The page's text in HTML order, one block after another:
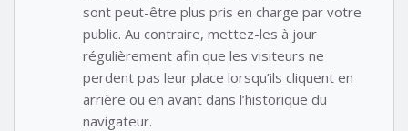
sont peut-être plus pris en charge par votre
public. Au contraire, mettez-les à jour
régulièrement afin que les visiteurs ne
perdent pas leur place lorsqu’ils cliquent en
arrière ou en avant dans l’historique du
navigateur.